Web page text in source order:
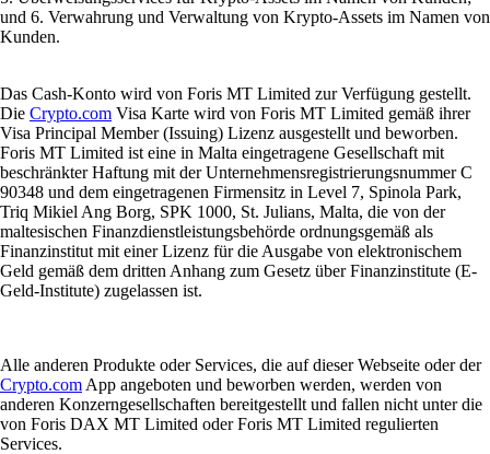
und 6. Verwahrung und Verwaltung von Krypto-Assets im Namen von
Kunden.
Das Cash-Konto wird von Foris MT Limited zur Verfügung gestellt.
Die Crypto.com Visa Karte wird von Foris MT Limited gemäß ihrer
Visa Principal Member (Issuing) Lizenz ausgestellt und beworben.
Foris MT Limited ist eine in Malta eingetragene Gesellschaft mit
beschränkter Haftung mit der Unternehmensregistrierungsnummer C
90348 und dem eingetragenen Firmensitz in Level 7, Spinola Park,
Triq Mikiel Ang Borg, SPK 1000, St. Julians, Malta, die von der
maltesischen Finanzdienstleistungsbehörde ordnungsgemäß als
Finanzinstitut mit einer Lizenz für die Ausgabe von elektronischem
Geld gemäß dem dritten Anhang zum Gesetz über Finanzinstitute (E-
Geld-Institute) zugelassen ist.
Alle anderen Produkte oder Services, die auf dieser Webseite oder der
Crypto.com App angeboten und beworben werden, werden von
anderen Konzerngesellschaften bereitgestellt und fallen nicht unter die
von Foris DAX MT Limited oder Foris MT Limited regulierten
Services.